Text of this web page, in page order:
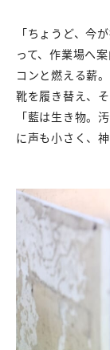
「ちょうど、今
って、作業場へ
コンと燃える薪
靴を履き替え、
「藍は生き物。
に声も小さく、